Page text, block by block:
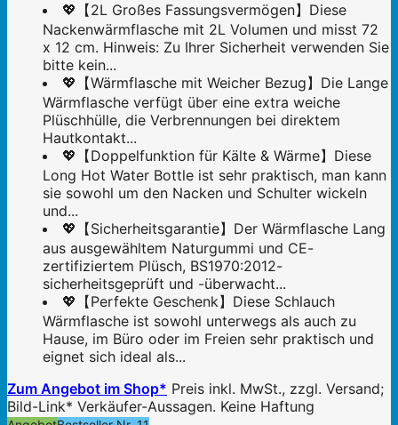
💖【2L Großes Fassungsvermögen】Diese
Nackenwärmflasche mit 2L Volumen und misst 72
x 12 cm. Hinweis: Zu Ihrer Sicherheit verwenden Sie
bitte kein...
💖【Wärmflasche mit Weicher Bezug】Die Lange
Wärmflasche verfügt über eine extra weiche
Plüschhülle, die Verbrennungen bei direktem
Hautkontakt...
💖【Doppelfunktion für Kälte & Wärme】Diese
Long Hot Water Bottle ist sehr praktisch, man kann
sie sowohl um den Nacken und Schulter wickeln
und...
💖【Sicherheitsgarantie】Der Wärmflasche Lang
aus ausgewähltem Naturgummi und CE-
zertifiziertem Plüsch, BS1970:2012-
sicherheitsgeprüft und -überwacht...
💖【Perfekte Geschenk】Diese Schlauch
Wärmflasche ist sowohl unterwegs als auch zu
Hause, im Büro oder im Freien sehr praktisch und
eignet sich ideal als...
Zum Angebot im Shop* Preis inkl. MwSt., zzgl. Versand;
Bild-Link* Verkäufer-Aussagen. Keine Haftung